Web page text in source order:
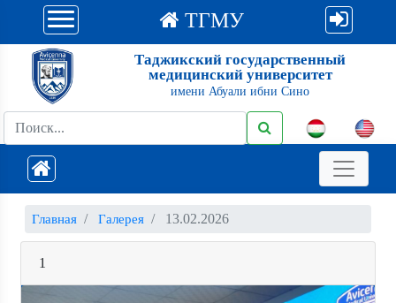
ТГМУ
Таджикский государственный
медицинский университет
имени Абуали ибни Сино
Главная Галерея 13.02.2026
1